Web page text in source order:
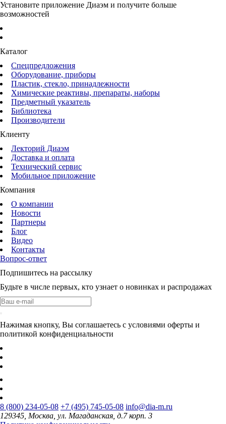
Установите приложение Диаэм и получите больше
возможностей
Каталог
Спецпредложения
Оборудование, приборы
Пластик, стекло, принадлежности
Химические реактивы, препараты, наборы
Предметный указатель
Библиотека
Производители
Клиенту
Лекторий Диаэм
Доставка и оплата
Технический сервис
Мобильное приложение
Компания
О компании
Новости
Партнеры
Блог
Видео
Контакты
Вопрос-ответ
Подпишитесь на рассылку
Будьте в числе первых, кто узнает о новинках и распродажах
Нажимая кнопку, Вы соглашаетесь с условиями оферты и
политикой конфиденциальности
8 (800) 234-05-08 +7 (495) 745-05-08 info@dia-m.ru
129345, Москва, ул. Магаданская, д.7 корп. 3